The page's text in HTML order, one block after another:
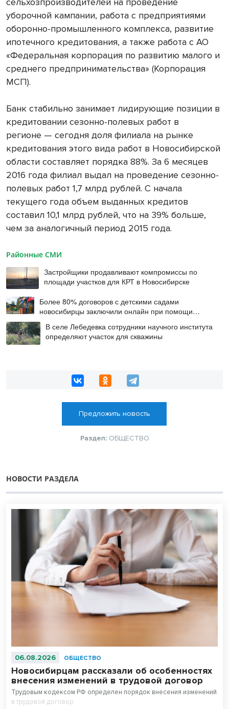
уборочной кампании, работа с предприятиями
оборонно-промышленного комплекса, развитие
ипотечного кредитования, а также работа с АО
«Федеральная корпорация по развитию малого и
среднего предпринимательства» (Корпорация
МСП).
Банк стабильно занимает лидирующие позиции в
кредитовании сезонно-полевых работ в
регионе — сегодня доля филиала на рынке
кредитования этого вида работ в Новосибирской
области составляет порядка 88%. За 6 месяцев
2016 года филиал выдал на проведение сезонно-
полевых работ 1,7 млрд рублей. С начала
текущего года объем выданных кредитов
составил 10,1 млрд рублей, что на 39% больше,
чем за аналогичный период 2015 года.
Районные СМИ
Застройщики продавливают компромиссы по
площади участков для КРТ в Новосибирске
Более 80% договоров с детскими садами
новосибирцы заключили онлайн при помощи
цифровой подписи
В селе Лебедевка сотрудники научного института
определяют участок для скважины
Предложить новость
Раздел: ОБЩЕСТВО
НОВОСТИ РАЗДЕЛА
06.08.2026 ОБЩЕСТВО
Новосибирцам рассказали об особенностях
внесения изменений в трудовой договор
Трудовым кодексом РФ определен порядок внесения изменений
в трудовой договор.